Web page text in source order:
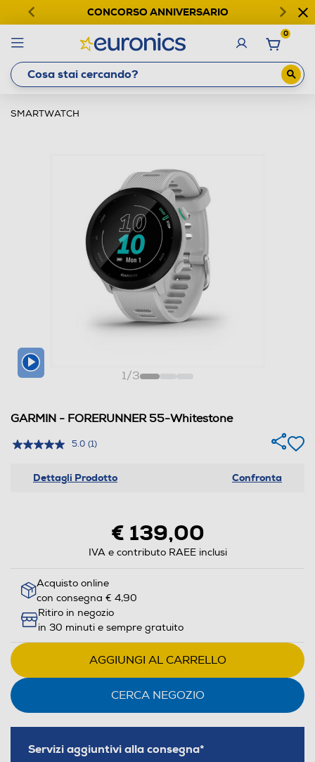
CONCORSO ANNIVERSARIO
0
SMARTWATCH
1/3
GARMIN - FORERUNNER 55-Whitestone
5.0 (1)
Dettagli Prodotto Confronta
€ 139,00
IVA e contributo RAEE inclusi
Acquisto online
con consegna € 4,90
Ritiro in negozio
in 30 minuti e sempre gratuito
AGGIUNGI AL CARRELLO
CERCA NEGOZIO
Servizi aggiuntivi alla consegna*